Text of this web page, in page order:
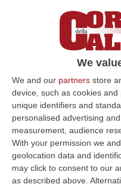
We
We and our partners store
device, such as cookies
unique identifiers and
personalised advertising
measurement, audience
With your permission we
geolocation data and
may click to consent to our
as described above.
Clicca e segui “Corriere
CROTONEIerila
nuovo allenatore
via ufficiale al
Beppe Ursino e il